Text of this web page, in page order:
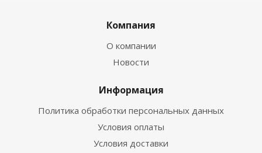
Компания
О компании
Новости
Информация
Политика обработки персональных данных
Условия оплаты
Условия доставки